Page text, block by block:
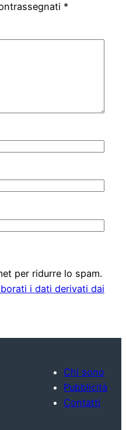
*
per ridurre lo spam.
i dati derivati dai
Chi sono
Pubblicità
Contatti